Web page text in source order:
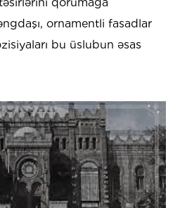
ornamentli fasadlar
bu üslubun əsas